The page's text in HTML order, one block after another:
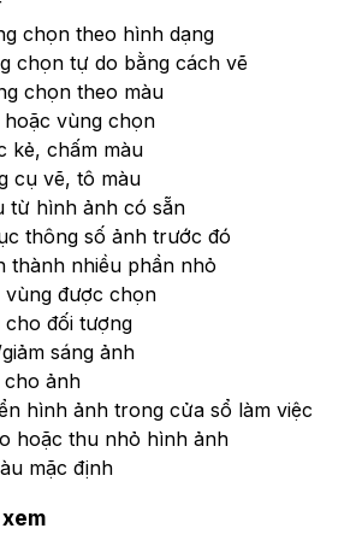
chọn theo hình dạng
chọn tự do bằng cách vẽ
chọn theo màu
hoặc vùng chọn
kẻ, chấm màu
cụ vẽ, tô màu
từ hình ảnh có sẵn
thông số ảnh trước đó
thành nhiều phần nhỏ
vùng được chọn
đối tượng
sáng ảnh
cho ảnh
hình ảnh trong cửa sổ làm việc
hoặc thu nhỏ hình ảnh
mặc định